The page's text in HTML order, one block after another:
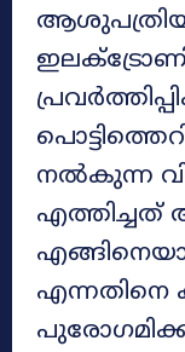
നൽകുന്ന
എത്തിച്ചത്
എന്നതിനെ